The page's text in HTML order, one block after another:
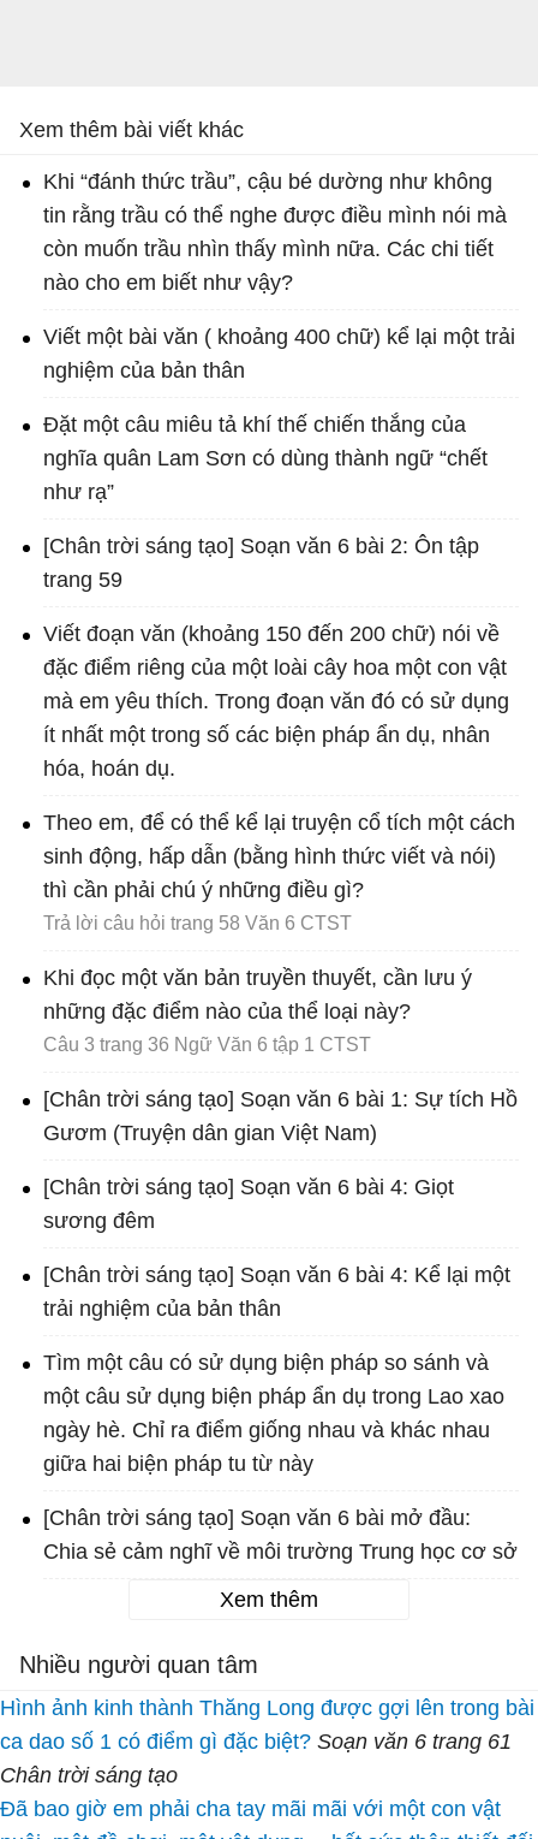
Xem thêm bài viết khác
Khi “đánh thức trầu”, cậu bé dường như không
tin rằng trầu có thể nghe được điều mình nói mà
còn muốn trầu nhìn thấy mình nữa. Các chi tiết
nào cho em biết như vậy?
Viết một bài văn ( khoảng 400 chữ) kể lại một trải
nghiệm của bản thân
Đặt một câu miêu tả khí thế chiến thắng của
nghĩa quân Lam Sơn có dùng thành ngữ “chết
như rạ”
[Chân trời sáng tạo] Soạn văn 6 bài 2: Ôn tập
trang 59
Viết đoạn văn (khoảng 150 đến 200 chữ) nói về
đặc điểm riêng của một loài cây hoa một con vật
mà em yêu thích. Trong đoạn văn đó có sử dụng
ít nhất một trong số các biện pháp ẩn dụ, nhân
hóa, hoán dụ.
Theo em, để có thể kể lại truyện cổ tích một cách
sinh động, hấp dẫn (bằng hình thức viết và nói)
thì cần phải chú ý những điều gì?
Trả lời câu hỏi trang 58 Văn 6 CTST
Khi đọc một văn bản truyền thuyết, cần lưu ý
những đặc điểm nào của thể loại này?
Câu 3 trang 36 Ngữ Văn 6 tập 1 CTST
[Chân trời sáng tạo] Soạn văn 6 bài 1: Sự tích Hồ
Gươm (Truyện dân gian Việt Nam)
[Chân trời sáng tạo] Soạn văn 6 bài 4: Giọt
sương đêm
[Chân trời sáng tạo] Soạn văn 6 bài 4: Kể lại một
trải nghiệm của bản thân
Tìm một câu có sử dụng biện pháp so sánh và
một câu sử dụng biện pháp ẩn dụ trong Lao xao
ngày hè. Chỉ ra điểm giống nhau và khác nhau
giữa hai biện pháp tu từ này
[Chân trời sáng tạo] Soạn văn 6 bài mở đầu:
Chia sẻ cảm nghĩ về môi trường Trung học cơ sở
Xem thêm
Nhiều người quan tâm
Hình ảnh kinh thành Thăng Long được gợi lên trong bài
ca dao số 1 có điểm gì đặc biệt? Soạn văn 6 trang 61
Chân trời sáng tạo
Đã bao giờ em phải cha tay mãi mãi với một con vật